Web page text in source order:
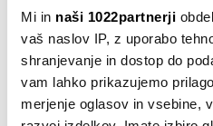
Mi in naši 1022partnerji
vaš naslov IP, z uporabo
shranjevanje in dostop do
vam lahko prikazujemo
merjenje oglasov in vsebine,
Nenaden
10.07.2023
Politika
Jacinda